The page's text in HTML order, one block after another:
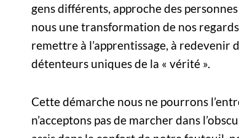
gens différents, approche des
nous une transformation de nos
remettre à l’apprentissage, à redevenir
détenteurs uniques de la « vérité ».
Cette démarche nous ne pourrons
n’acceptons pas de marcher dans